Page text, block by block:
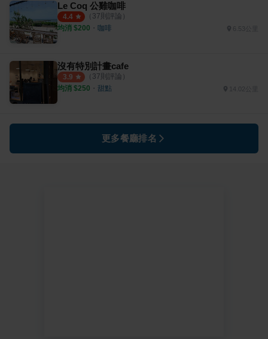
Le Coq 公雞咖啡
4.4 （ 37則評論）
均消 $200 ・ 咖啡 6.53公里
沒有特別計畫cafe
3.9 （ 37則評論）
均消 $250 ・ 甜點 14.02公里
更多餐廳排名